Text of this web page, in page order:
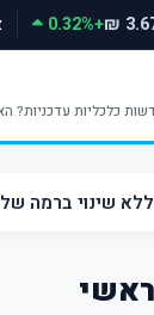
3.67 ₪
+0.32%
ברקע הלחצים האינפלציוניים.